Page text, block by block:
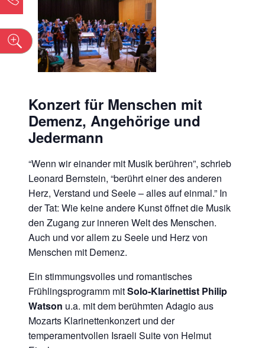
Konzert für Menschen mit
Demenz, Angehörige und
Jedermann
“Wenn wir einander mit Musik berühren”, schrieb
Leonard Bernstein, “berührt einer des anderen
Herz, Verstand und Seele – alles auf einmal.” In
der Tat: Wie keine andere Kunst öffnet die Musik
den Zugang zur inneren Welt des Menschen.
Auch und vor allem zu Seele und Herz von
Menschen mit Demenz.
Ein stimmungsvolles und romantisches
Frühlingsprogramm mitSolo-Klarinettist Philip
Watson u.a. mit dem berühmten Adagio aus
Mozarts Klarinettenkonzert und der
temperamentvollen Israeli Suite von Helmut